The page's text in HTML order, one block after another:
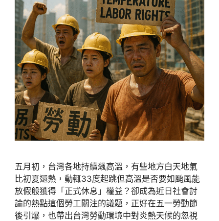
五月初，台灣各地持續飆高溫，有些地方白天地氣
比初夏還熱，動輒33度起跳但高溫是否要如颱風能
放假般獲得「正式休息」權益？卻成為近日社會討
論的熱點這個勞工關注的議題，正好在五一勞動節
後引爆，也帶出台灣勞動環境中對炎熱天候的忽視